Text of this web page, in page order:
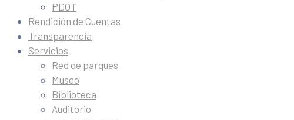
PDOT
Rendición de Cuentas
Transparencia
Servicios
Red de parques
Museo
Biblioteca
Auditorio